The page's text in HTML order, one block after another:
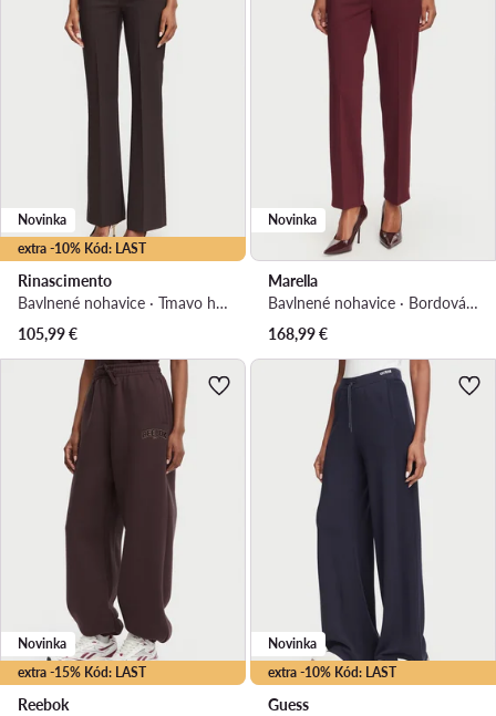
extra -10% Kód: LAST
Novinka
Rinascimento
Bavlnené nohavice · Tmavo hnedá · Regular fit
105,99€
Novinka
Marella
Bavlnené nohavice · Bordová · Regular fit
168,99€
extra -15% Kód: LAST
Novinka
Reebok
extra -10% Kód: LAST
Novinka
Guess